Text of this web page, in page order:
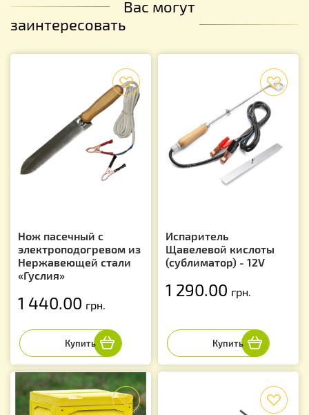
Вас могут
заинтересовать
Нож пасечный с
электроподогревом из
Нержавеющей стали
«Гуслия»
1 440.00 грн.
Испаритель
Щавелевой кислоты
(сублиматор) - 12V
1 290.00 грн.